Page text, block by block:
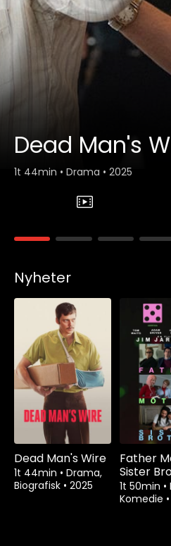
Dead Man's
1t 44min • Drama • 2025
Samlinger
Nyheter
Dead Man's Wire
1t 44min • Drama,
Biografisk • 2025
Father
Sister
1t 50min •
Komedie •